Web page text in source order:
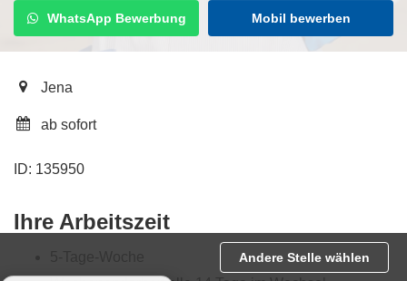
WhatsApp Bewerbung Mobil bewerben
Jena
ab sofort
ID: 135950
Ihre Arbeitszeit
Andere Stelle wählen